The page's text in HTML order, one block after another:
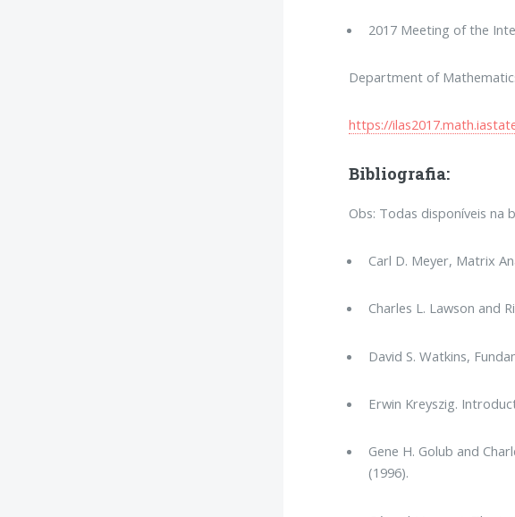
2017 Meeting of the
Department of
https://
Bibliografia:
Obs: Todas disponíveis na
Carl D. Meyer, Matrix
Charles L. Lawson and
David S. Watkins,
Erwin Kreyszig.
Gene H. Golub and
(1996).